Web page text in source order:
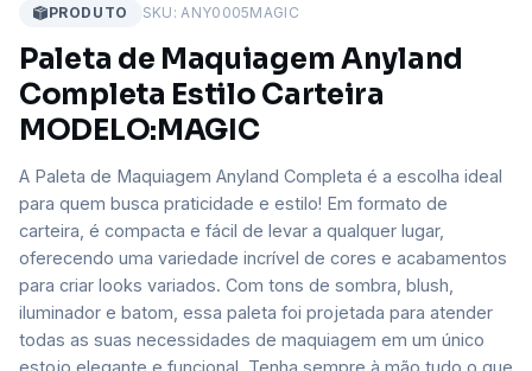
PRODUTO SKU: ANY0005MAGIC
Paleta de Maquiagem Anyland
Completa Estilo Carteira
MODELO:MAGIC
A Paleta de Maquiagem Anyland Completa é a escolha ideal
para quem busca praticidade e estilo! Em formato de
carteira, é compacta e fácil de levar a qualquer lugar,
oferecendo uma variedade incrível de cores e acabamentos
para criar looks variados. Com tons de sombra, blush,
iluminador e batom, essa paleta foi projetada para atender
todas as suas necessidades de maquiagem em um único
estojo elegante e funcional. Tenha sempre à mão tudo o que